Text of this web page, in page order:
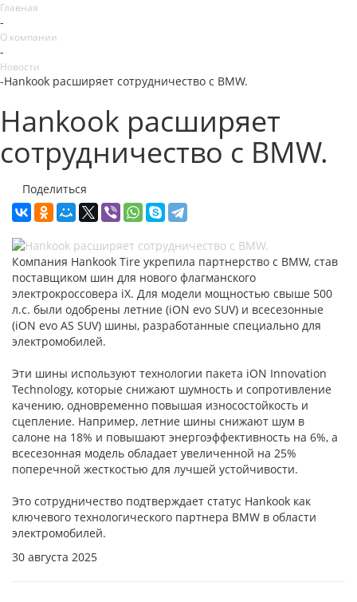
Главная
-
О компании
-
Новости
-Hankook расширяет сотрудничество с BMW.
Hankook расширяет
сотрудничество с BMW.
Поделиться
Компания Hankook Tire укрепила партнерство с BMW, став
поставщиком шин для нового флагманского
электрокроссовера iX. Для модели мощностью свыше 500
л.с. были одобрены летние (iON evo SUV) и всесезонные
(iON evo AS SUV) шины, разработанные специально для
электромобилей.
Эти шины используют технологии пакета iON Innovation
Technology, которые снижают шумность и сопротивление
качению, одновременно повышая износостойкость и
сцепление. Например, летние шины снижают шум в
салоне на 18% и повышают энергоэффективность на 6%, а
всесезонная модель обладает увеличенной на 25%
поперечной жесткостью для лучшей устойчивости.
Это сотрудничество подтверждает статус Hankook как
ключевого технологического партнера BMW в области
электромобилей.
30 августа 2025